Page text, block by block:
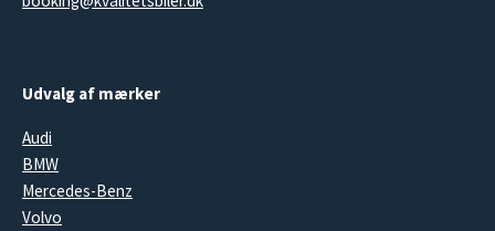
Udvalg af mærker
Audi
BMW
Mercedes-Benz
Volvo